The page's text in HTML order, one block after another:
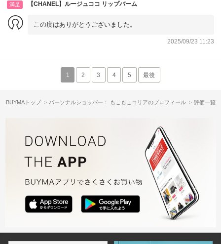
満足 【CHANEL】ルージュココ リップバーム
この度はありがとうございました。
2025/09/23 11:23
1 2 3 4 5 最後
BUYMAトップ パーソナルショッパー： もこもこコリアのプロフィール 評価一覧